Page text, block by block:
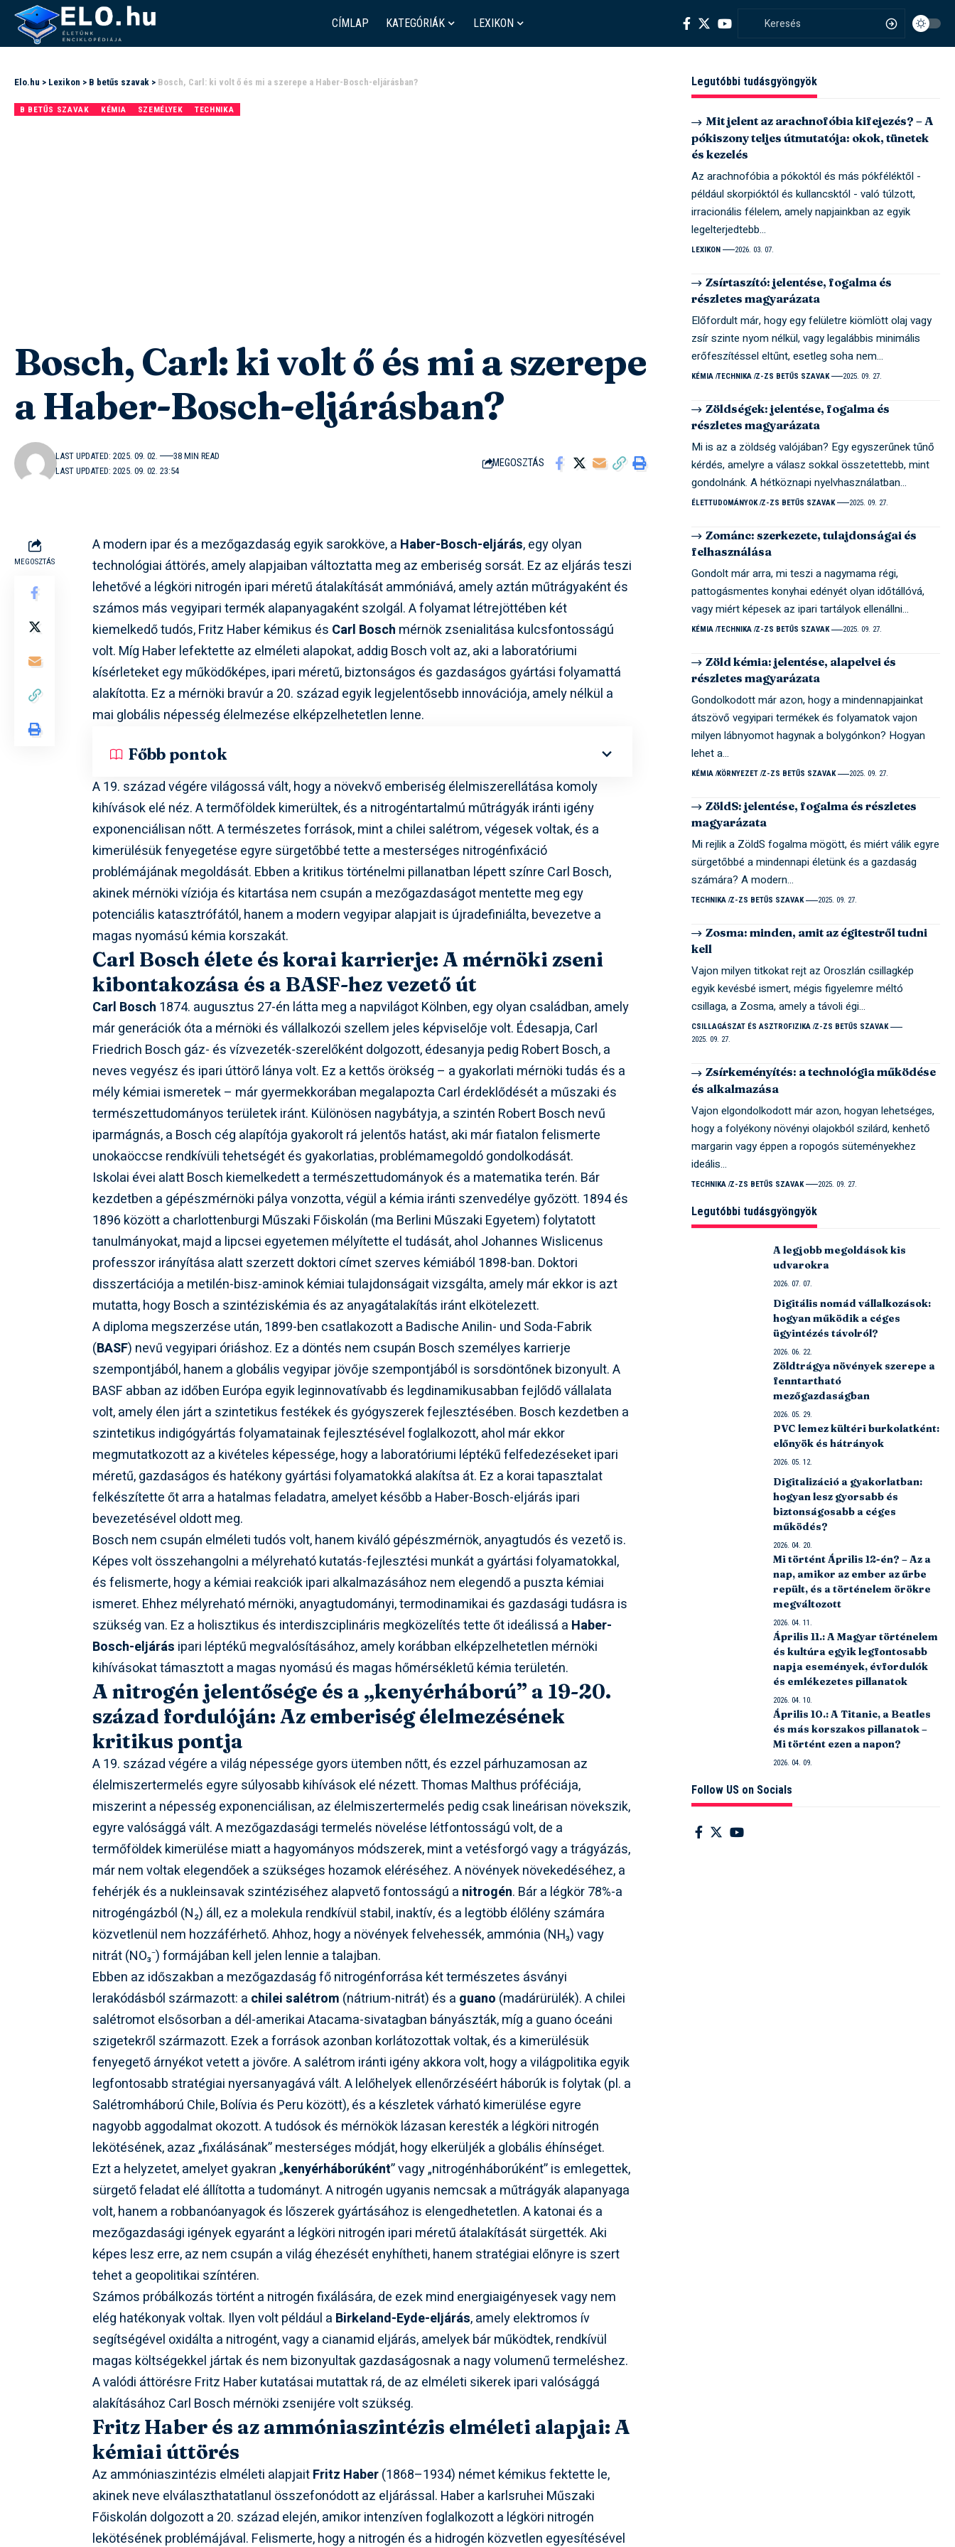
CÍMLAP KATEGÓRIÁK LEXIKON
Elo.hu > Lexikon > B betűs szavak > Bosch, Carl: ki volt ő és mi a szerepe a Haber-Bosch-eljárásban?
B BETŰS SZAVAK KÉMIA SZEMÉLYEK TECHNIKA
Bosch, Carl: ki volt ő és mi a szerepe
a Haber-Bosch-eljárásban?
LAST UPDATED: 2025. 09. 02. 23:54
LAST UPDATED: 2025. 09. 02. 38 MIN READ
MEGOSZTÁS
MEGOSZTÁS
A modern ipar és a mezőgazdaság egyik sarokköve, a Haber-Bosch-eljárás, egy olyan
technológiai áttörés, amely alapjaiban változtatta meg az emberiség sorsát. Ez az eljárás teszi
lehetővé a légköri nitrogén ipari méretű átalakítását ammóniává, amely aztán műtrágyaként és
számos más vegyipari termék alapanyagaként szolgál. A folyamat létrejöttében két
kiemelkedő tudós, Fritz Haber kémikus és Carl Bosch mérnök zsenialitása kulcsfontosságú
volt. Míg Haber lefektette az elméleti alapokat, addig Bosch volt az, aki a laboratóriumi
kísérleteket egy működőképes, ipari méretű, biztonságos és gazdaságos gyártási folyamattá
alakította. Ez a mérnöki bravúr a 20. század egyik legjelentősebb innovációja, amely nélkül a
mai globális népesség élelmezése elképzelhetetlen lenne.
Főbb pontok
A 19. század végére világossá vált, hogy a növekvő emberiség élelmiszerellátása komoly
kihívások elé néz. A termőföldek kimerültek, és a nitrogéntartalmú műtrágyák iránti igény
exponenciálisan nőtt. A természetes források, mint a chilei salétrom, végesek voltak, és a
kimerülésük fenyegetése egyre sürgetőbbé tette a mesterséges nitrogénfixáció
problémájának megoldását. Ebben a kritikus történelmi pillanatban lépett színre Carl Bosch,
akinek mérnöki víziója és kitartása nem csupán a mezőgazdaságot mentette meg egy
potenciális katasztrófától, hanem a modern vegyipar alapjait is újradefiniálta, bevezetve a
magas nyomású kémia korszakát.
Carl Bosch élete és korai karrierje: A mérnöki zseni
kibontakozása és a BASF-hez vezető út
Carl Bosch 1874. augusztus 27-én látta meg a napvilágot Kölnben, egy olyan családban, amely
már generációk óta a mérnöki és vállalkozói szellem jeles képviselője volt. Édesapja, Carl
Friedrich Bosch gáz- és vízvezeték-szerelőként dolgozott, édesanyja pedig Robert Bosch, a
neves vegyész és ipari úttörő lánya volt. Ez a kettős örökség – a gyakorlati mérnöki tudás és a
mély kémiai ismeretek – már gyermekkorában megalapozta Carl érdeklődését a műszaki és
természettudományos területek iránt. Különösen nagybátyja, a szintén Robert Bosch nevű
iparmágnás, a Bosch cég alapítója gyakorolt rá jelentős hatást, aki már fiatalon felismerte
unokaöccse rendkívüli tehetségét és gyakorlatias, problémamegoldó gondolkodását.
Iskolai évei alatt Bosch kiemelkedett a természettudományok és a matematika terén. Bár
kezdetben a gépészmérnöki pálya vonzotta, végül a kémia iránti szenvedélye győzött. 1894 és
1896 között a charlottenburgi Műszaki Főiskolán (ma Berlini Műszaki Egyetem) folytatott
tanulmányokat, majd a lipcsei egyetemen mélyítette el tudását, ahol Johannes Wislicenus
professzor irányítása alatt szerzett doktori címet szerves kémiából 1898-ban. Doktori
disszertációja a metilén-bisz-aminok kémiai tulajdonságait vizsgálta, amely már ekkor is azt
mutatta, hogy Bosch a szintéziskémia és az anyagátalakítás iránt elkötelezett.
A diploma megszerzése után, 1899-ben csatlakozott a Badische Anilin- und Soda-Fabrik
(BASF) nevű vegyipari óriáshoz. Ez a döntés nem csupán Bosch személyes karrierje
szempontjából, hanem a globális vegyipar jövője szempontjából is sorsdöntőnek bizonyult. A
BASF abban az időben Európa egyik leginnovatívabb és legdinamikusabban fejlődő vállalata
volt, amely élen járt a szintetikus festékek és gyógyszerek fejlesztésében. Bosch kezdetben a
szintetikus indigógyártás folyamatainak fejlesztésével foglalkozott, ahol már ekkor
megmutatkozott az a kivételes képessége, hogy a laboratóriumi léptékű felfedezéseket ipari
méretű, gazdaságos és hatékony gyártási folyamatokká alakítsa át. Ez a korai tapasztalat
felkészítette őt arra a hatalmas feladatra, amelyet később a Haber-Bosch-eljárás ipari
bevezetésével oldott meg.
Bosch nem csupán elméleti tudós volt, hanem kiváló gépészmérnök, anyagtudós és vezető is.
Képes volt összehangolni a mélyreható kutatás-fejlesztési munkát a gyártási folyamatokkal,
és felismerte, hogy a kémiai reakciók ipari alkalmazásához nem elegendő a puszta kémiai
ismeret. Ehhez mélyreható mérnöki, anyagtudományi, termodinamikai és gazdasági tudásra is
szükség van. Ez a holisztikus és interdiszciplináris megközelítés tette őt ideálissá a Haber-
Bosch-eljárás ipari léptékű megvalósításához, amely korábban elképzelhetetlen mérnöki
kihívásokat támasztott a magas nyomású és magas hőmérsékletű kémia területén.
A nitrogén jelentősége és a „kenyérháború” a 19-20.
század fordulóján: Az emberiség élelmezésének
kritikus pontja
A 19. század végére a világ népessége gyors ütemben nőtt, és ezzel párhuzamosan az
élelmiszertermelés egyre súlyosabb kihívások elé nézett. Thomas Malthus próféciája,
miszerint a népesség exponenciálisan, az élelmiszertermelés pedig csak lineárisan növekszik,
egyre valósággá vált. A mezőgazdasági termelés növelése létfontosságú volt, de a
termőföldek kimerülése miatt a hagyományos módszerek, mint a vetésforgó vagy a trágyázás,
már nem voltak elegendőek a szükséges hozamok eléréséhez. A növények növekedéséhez, a
fehérjék és a nukleinsavak szintéziséhez alapvető fontosságú a nitrogén. Bár a légkör 78%-a
nitrogéngázból (N₂) áll, ez a molekula rendkívül stabil, inaktív, és a legtöbb élőlény számára
közvetlenül nem hozzáférhető. Ahhoz, hogy a növények felvehessék, ammónia (NH₃) vagy
nitrát (NO₃⁻) formájában kell jelen lennie a talajban.
Ebben az időszakban a mezőgazdaság fő nitrogénforrása két természetes ásványi
lerakódásból származott: a chilei salétrom (nátrium-nitrát) és a guano (madárürülék). A chilei
salétromot elsősorban a dél-amerikai Atacama-sivatagban bányászták, míg a guano óceáni
szigetekről származott. Ezek a források azonban korlátozottak voltak, és a kimerülésük
fenyegető árnyékot vetett a jövőre. A salétrom iránti igény akkora volt, hogy a világpolitika egyik
legfontosabb stratégiai nyersanyagává vált. A lelőhelyek ellenőrzéséért háborúk is folytak (pl. a
Salétromháború Chile, Bolívia és Peru között), és a készletek várható kimerülése egyre
nagyobb aggodalmat okozott. A tudósok és mérnökök lázasan keresték a légköri nitrogén
lekötésének, azaz „fixálásának” mesterséges módját, hogy elkerüljék a globális éhínséget.
Ezt a helyzetet, amelyet gyakran „kenyérháborúként” vagy „nitrogénháborúként” is emlegettek,
sürgető feladat elé állította a tudományt. A nitrogén ugyanis nemcsak a műtrágyák alapanyaga
volt, hanem a robbanóanyagok és lőszerek gyártásához is elengedhetetlen. A katonai és a
mezőgazdasági igények egyaránt a légköri nitrogén ipari méretű átalakítását sürgették. Aki
képes lesz erre, az nem csupán a világ éhezését enyhítheti, hanem stratégiai előnyre is szert
tehet a geopolitikai színtéren.
Számos próbálkozás történt a nitrogén fixálására, de ezek mind energiaigényesek vagy nem
elég hatékonyak voltak. Ilyen volt például a Birkeland-Eyde-eljárás, amely elektromos ív
segítségével oxidálta a nitrogént, vagy a cianamid eljárás, amelyek bár működtek, rendkívül
magas költségekkel jártak és nem bizonyultak gazdaságosnak a nagy volumenű termeléshez.
A valódi áttörésre Fritz Haber kutatásai mutattak rá, de az elméleti sikerek ipari valósággá
alakításához Carl Bosch mérnöki zsenijére volt szükség.
Fritz Haber és az ammóniaszintézis elméleti alapjai: A
kémiai úttörés
Az ammóniaszintézis elméleti alapjaitFritz Haber(1868–1934) német kémikus fektette le,
akinek neve elválaszthatatlanul összefonódott az eljárással. Haber a karlsruhei Műszaki
Főiskolán dolgozott a 20. század elején, amikor intenzíven foglalkozott a légköri nitrogén
lekötésének problémájával. Felismerte, hogy a nitrogén és a hidrogén közvetlen egyesítésével
Legutóbbi tudásgyöngyök
Mit jelent az arachnofóbia kifejezés? – A
pókiszony teljes útmutatója: okok, tünetek
és kezelés
Az arachnofóbia a pókoktól és más pókféléktől -
például skorpióktól és kullancsktól - való túlzott,
irracionális félelem, amely napjainkban az egyik
legelterjedtebb…
LEXIKON 2026. 03. 07.
Zsírtaszító: jelentése, fogalma és
részletes magyarázata
Előfordult már, hogy egy felületre kiömlött olaj vagy
zsír szinte nyom nélkül, vagy legalábbis minimális
erőfeszítéssel eltűnt, esetleg soha nem…
KÉMIA TECHNIKA Z-ZS BETŰS SZAVAK 2025. 09. 27.
Zöldségek: jelentése, fogalma és
részletes magyarázata
Mi is az a zöldség valójában? Egy egyszerűnek tűnő
kérdés, amelyre a válasz sokkal összetettebb, mint
gondolnánk. A hétköznapi nyelvhasználatban…
ÉLETTUDOMÁNYOK Z-ZS BETŰS SZAVAK 2025. 09. 27.
Zománc: szerkezete, tulajdonságai és
felhasználása
Gondolt már arra, mi teszi a nagymama régi,
pattogásmentes konyhai edényét olyan időtállóvá,
vagy miért képesek az ipari tartályok ellenállni…
KÉMIA TECHNIKA Z-ZS BETŰS SZAVAK 2025. 09. 27.
Zöld kémia: jelentése, alapelvei és
részletes magyarázata
Gondolkodott már azon, hogy a mindennapjainkat
átszövő vegyipari termékek és folyamatok vajon
milyen lábnyomot hagynak a bolygónkon? Hogyan
lehet a…
KÉMIA KÖRNYEZET Z-ZS BETŰS SZAVAK 2025. 09. 27.
ZöldS: jelentése, fogalma és részletes
magyarázata
Mi rejlik a ZöldS fogalma mögött, és miért válik egyre
sürgetőbbé a mindennapi életünk és a gazdaság
számára? A modern…
TECHNIKA Z-ZS BETŰS SZAVAK 2025. 09. 27.
Zosma: minden, amit az égitestről tudni
kell
Vajon milyen titkokat rejt az Oroszlán csillagkép
egyik kevésbé ismert, mégis figyelemre méltó
csillaga, a Zosma, amely a távoli égi…
CSILLAGÁSZAT ÉS ASZTROFIZIKA Z-ZS BETŰS SZAVAK
2025. 09. 27.
Zsírkeményítés: a technológia működése
és alkalmazása
Vajon elgondolkodott már azon, hogyan lehetséges,
hogy a folyékony növényi olajokból szilárd, kenhető
margarin vagy éppen a ropogós süteményekhez
ideális…
TECHNIKA Z-ZS BETŰS SZAVAK 2025. 09. 27.
Legutóbbi tudásgyöngyök
A legjobb megoldások kis
udvarokra
2026. 07. 07.
Digitális nomád vállalkozások:
hogyan működik a céges
ügyintézés távolról?
2026. 06. 22.
Zöldtrágya növények szerepe a
fenntartható
mezőgazdaságban
2026. 05. 29.
PVC lemez kültéri burkolatként:
előnyök és hátrányok
2026. 05. 12.
Digitalizáció a gyakorlatban:
hogyan lesz gyorsabb és
biztonságosabb a céges
működés?
2026. 04. 20.
Mi történt Április 12-én? – Az a
nap, amikor az ember az űrbe
repült, és a történelem örökre
megváltozott
2026. 04. 11.
Április 11.: A Magyar történelem
és kultúra egyik legfontosabb
napja események, évfordulók
és emlékezetes pillanatok
2026. 04. 10.
Április 10.: A Titanic, a Beatles
és más korszakos pillanatok –
Mi történt ezen a napon?
2026. 04. 09.
Follow US on Socials